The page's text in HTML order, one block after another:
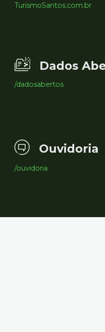
TurismoSantos.com.br
Dados
/dadosabertos
Ouvidoria
/ouvidoria